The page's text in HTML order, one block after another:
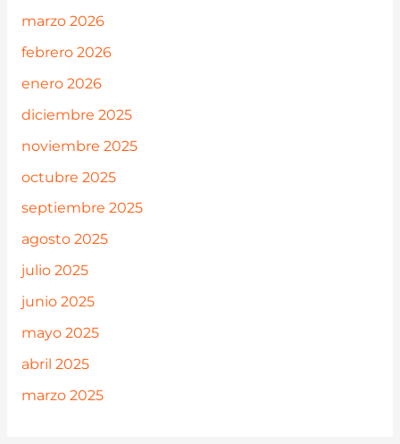
marzo 2026
febrero 2026
enero 2026
diciembre 2025
noviembre 2025
octubre 2025
septiembre 2025
agosto 2025
julio 2025
junio 2025
mayo 2025
abril 2025
marzo 2025